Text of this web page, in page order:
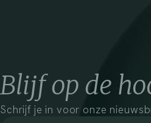
Blijf op de
Schrijf je in voor onze